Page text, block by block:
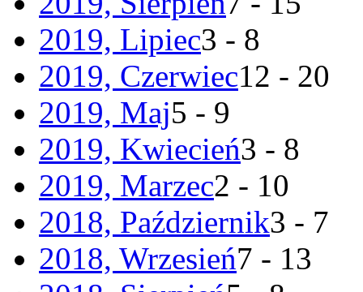
2019, Lipiec3 - 8
2019, Czerwiec12 - 20
2019, Maj5 - 9
2019, Kwiecień3 - 8
2019, Marzec2 - 10
2018, Październik3 - 7
2018, Wrzesień7 - 13